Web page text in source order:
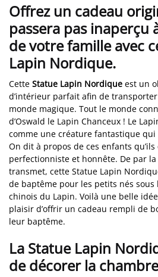
Offrez un cadeau
passera pas inaperçu
de votre famille avec
Lapin Nordique.
Cette Statue Lapin Nordique est un
d’intérieur parfait afin de
monde magique. Tout le monde
d’Oswald le Lapin Chanceux ! Le
comme une créature fantastique
On dit à propos de ces enfants
perfectionniste et honnête. De par la
transmet, cette Statue Lapin
de baptême pour les petits nés
chinois du Lapin. Voilà une belle
plaisir d’offrir un cadeau rempli de
leur baptême.
La Statue Lapin
de décorer la